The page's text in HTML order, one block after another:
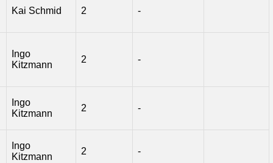
Kai Schmid 2 -
Ingo
Kitzmann
2 -
Ingo
Kitzmann
2 -
Ingo
Kitzmann
2 -